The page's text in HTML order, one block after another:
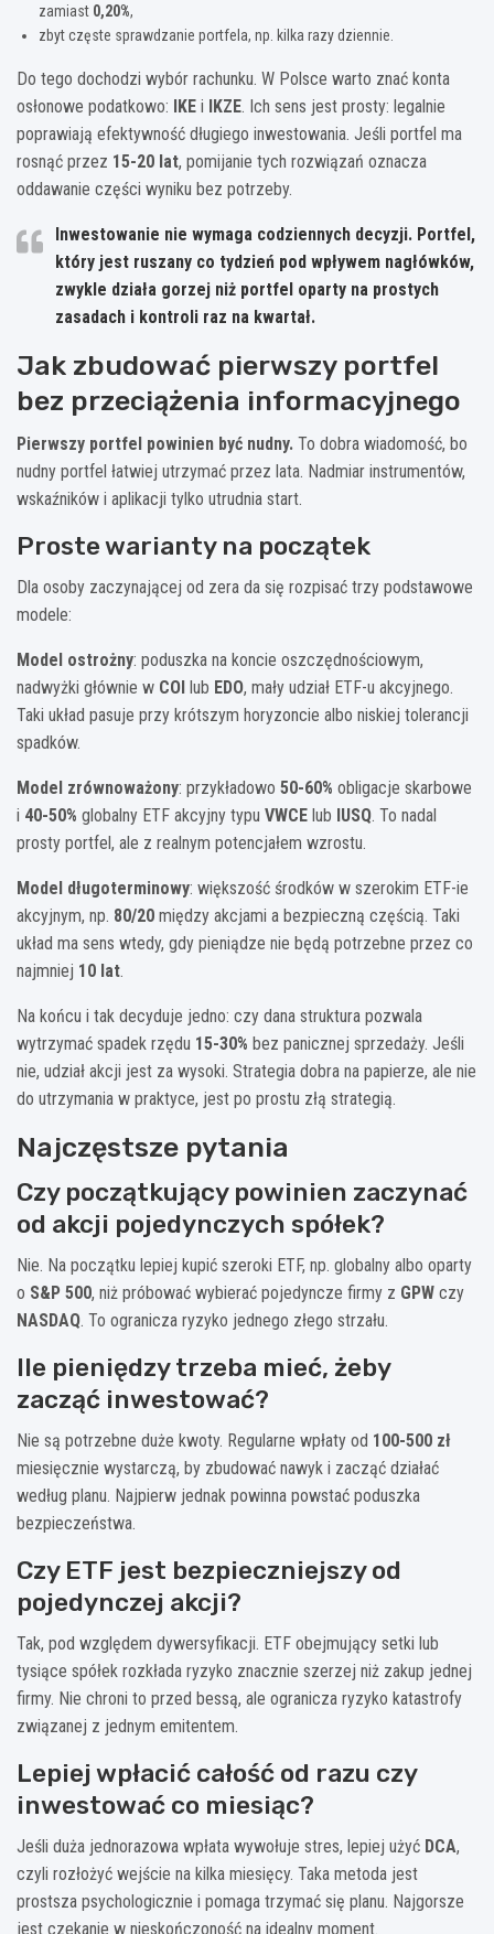
zamiast 0,20%,
zbyt częste sprawdzanie portfela, np. kilka razy dziennie.
Do tego dochodzi wybór rachunku. W Polsce warto znać konta
osłonowe podatkowo: IKE i IKZE. Ich sens jest prosty: legalnie
poprawiają efektywność długiego inwestowania. Jeśli portfel ma
rosnąć przez 15-20 lat, pomijanie tych rozwiązań oznacza
oddawanie części wyniku bez potrzeby.
Inwestowanie nie wymaga codziennych decyzji. Portfel,
który jest ruszany co tydzień pod wpływem nagłówków,
zwykle działa gorzej niż portfel oparty na prostych
zasadach i kontroli raz na kwartał.
Jak zbudować pierwszy portfel
bez przeciążenia informacyjnego
Pierwszy portfel powinien być nudny. To dobra wiadomość, bo
nudny portfel łatwiej utrzymać przez lata. Nadmiar instrumentów,
wskaźników i aplikacji tylko utrudnia start.
Proste warianty na początek
Dla osoby zaczynającej od zera da się rozpisać trzy podstawowe
modele:
Model ostrożny: poduszka na koncie oszczędnościowym,
nadwyżki głównie w COI lub EDO, mały udział ETF-u akcyjnego.
Taki układ pasuje przy krótszym horyzoncie albo niskiej tolerancji
spadków.
Model zrównoważony: przykładowo 50-60% obligacje skarbowe
i 40-50% globalny ETF akcyjny typu VWCE lub IUSQ. To nadal
prosty portfel, ale z realnym potencjałem wzrostu.
Model długoterminowy: większość środków w szerokim ETF-ie
akcyjnym, np. 80/20 między akcjami a bezpieczną częścią. Taki
układ ma sens wtedy, gdy pieniądze nie będą potrzebne przez co
najmniej 10 lat.
Na końcu i tak decyduje jedno: czy dana struktura pozwala
wytrzymać spadek rzędu 15-30% bez panicznej sprzedaży. Jeśli
nie, udział akcji jest za wysoki. Strategia dobra na papierze, ale nie
do utrzymania w praktyce, jest po prostu złą strategią.
Najczęstsze pytania
Czy początkujący powinien zaczynać
od akcji pojedynczych spółek?
Nie. Na początku lepiej kupić szeroki ETF, np. globalny albo oparty
o S&P 500, niż próbować wybierać pojedyncze firmy z GPW czy
NASDAQ. To ogranicza ryzyko jednego złego strzału.
Ile pieniędzy trzeba mieć, żeby
zacząć inwestować?
Nie są potrzebne duże kwoty. Regularne wpłaty od 100-500 zł
miesięcznie wystarczą, by zbudować nawyk i zacząć działać
według planu. Najpierw jednak powinna powstać poduszka
bezpieczeństwa.
Czy ETF jest bezpieczniejszy od
pojedynczej akcji?
Tak, pod względem dywersyfikacji. ETF obejmujący setki lub
tysiące spółek rozkłada ryzyko znacznie szerzej niż zakup jednej
firmy. Nie chroni to przed bessą, ale ogranicza ryzyko katastrofy
związanej z jednym emitentem.
Lepiej wpłacić całość od razu czy
inwestować co miesiąc?
Jeśli duża jednorazowa wpłata wywołuje stres, lepiej użyć DCA,
czyli rozłożyć wejście na kilka miesięcy. Taka metoda jest
prostsza psychologicznie i pomaga trzymać się planu. Najgorsze
jest czekanie w nieskończoność na idealny moment.